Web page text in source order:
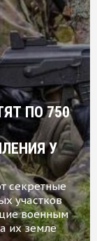
ПО 750
У
секретные
участков
военным
их земле